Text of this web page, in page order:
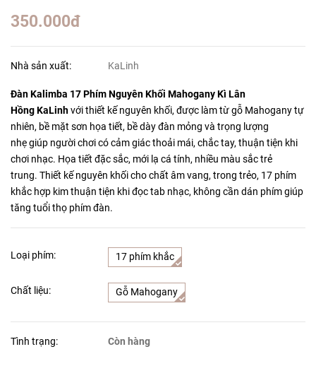
350.000đ
Nhà sản xuất: KaLinh
Đàn Kalimba 17 Phím Nguyên Khối Mahogany Kì Lân
Hồng KaLinhvới thiết kế nguyên khối, được làm từ gỗ Mahogany tự
nhiên, bề mặt sơn họa tiết, bề dày đàn mỏng và trọng lượng
nhẹ giúp người chơi có cảm giác thoải mái, chắc tay, thuận tiện khi
chơi nhạc. Họa tiết đặc sắc, mới lạ cá tính, nhiều màu sắc trẻ
trung. Thiết kế nguyên khối cho chất âm vang, trong trẻo, 17 phím
khắc hợp kim thuận tiện khi đọc tab nhạc, không cần dán phím giúp
tăng tuổi thọ phím đàn.
Loại phím: 17 phím khắc
Chất liệu: Gỗ Mahogany
Tình trạng: Còn hàng